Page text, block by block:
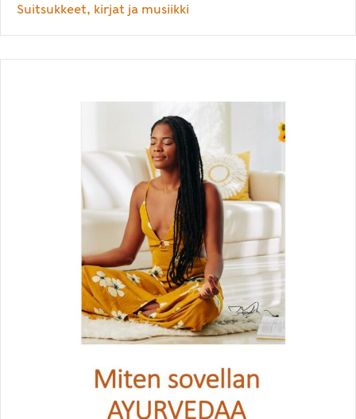
Suitsukkeet, kirjat ja musiikki